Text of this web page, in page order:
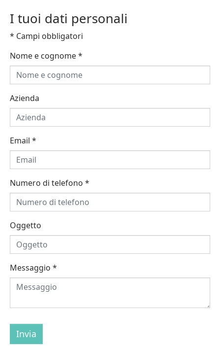
I tuoi dati personali
* Campi obbligatori
Nome e cognome*
Azienda
Email *
Numero di telefono *
Oggetto
Messaggio *
Invia